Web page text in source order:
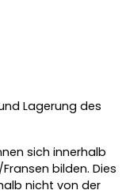
Lagerung des
sich innerhalb
bilden. Dies
nicht von der